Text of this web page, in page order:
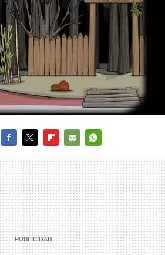
MAIL